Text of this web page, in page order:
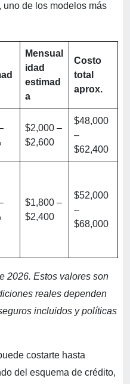
de los modelos más
Mensual
idad
estimad
a
Costo
total
aprox.
$2,000 –
$2,600
$48,000
–
$62,400
$1,800 –
$2,400
$52,000
–
$68,000
2026. Estos valores son
reales dependen
incluidos y políticas
costarte hasta
del esquema de crédito,